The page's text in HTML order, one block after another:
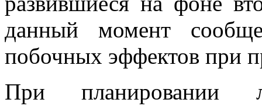
данный момент
побочных эффектов при
При планировании